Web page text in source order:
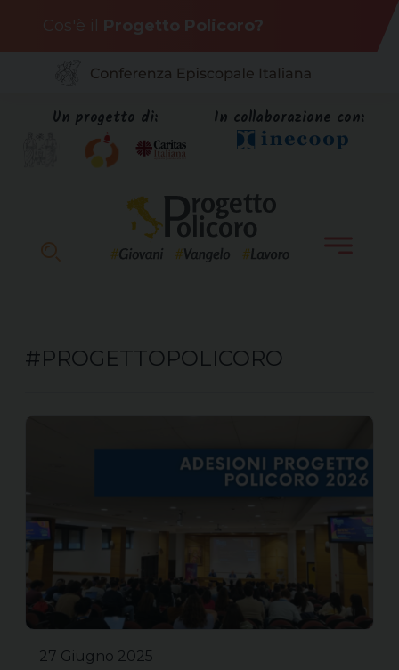
content
Cos'è il Progetto Policoro?
Un progetto di: In collaborazione con:
#PROGETTOPOLICORO
27 Giugno 2025